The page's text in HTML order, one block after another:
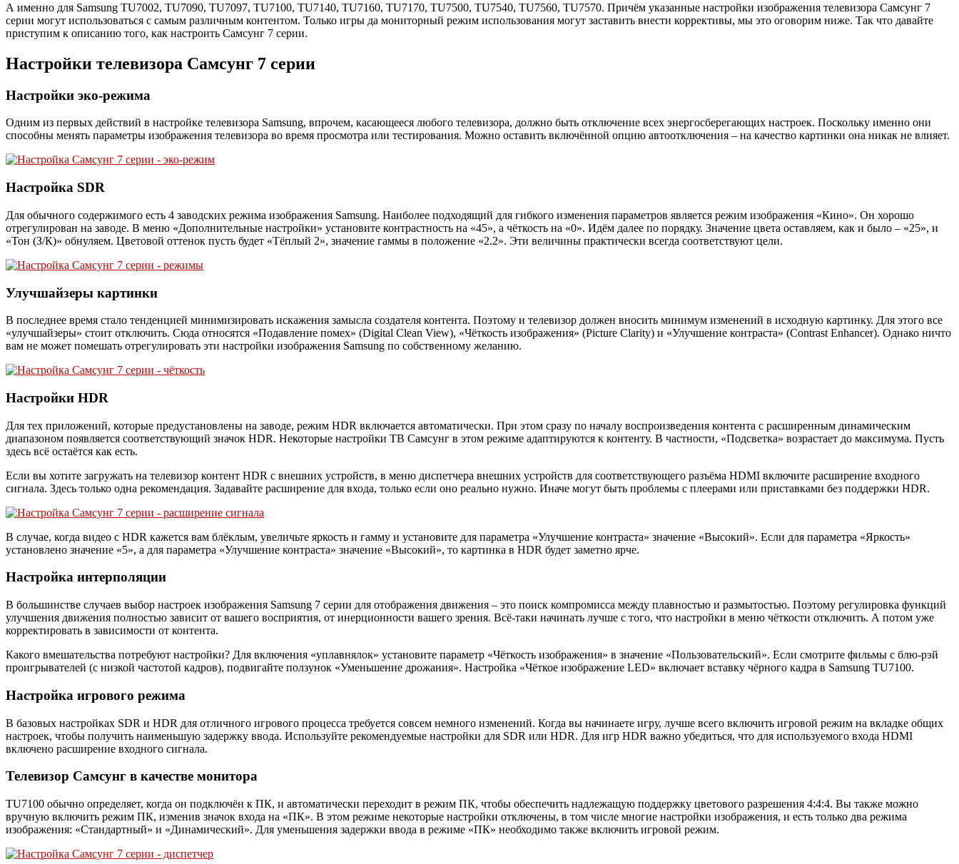
А именно для Samsung TU7002, TU7090, TU7097, TU7100, TU7140, TU7160, TU7170, TU7500, TU7540, TU7560, TU7570. Причём указанные настройки изображения телевизора Самсунг 7
серии могут использоваться с самым различным контентом. Только игры да мониторный режим использования могут заставить внести коррективы, мы это оговорим ниже. Так что давайте
приступим к описанию того, как настроить Самсунг 7 серии.
Настройки телевизора Самсунг 7 серии
Настройки эко-режима
Одним из первых действий в настройке телевизора Samsung, впрочем, касающееся любого телевизора, должно быть отключение всех энергосберегающих настроек. Поскольку именно они
способны менять параметры изображения телевизора во время просмотра или тестирования. Можно оставить включённой опцию автоотключения – на качество картинки она никак не влияет.
Настройка SDR
Для обычного содержимого есть 4 заводских режима изображения Samsung. Наиболее подходящий для гибкого изменения параметров является режим изображения «Кино». Он хорошо
отрегулирован на заводе. В меню «Дополнительные настройки» установите контрастность на «45», а чёткость на «0». Идём далее по порядку. Значение цвета оставляем, как и было – «25», и
«Тон (З/К)» обнуляем. Цветовой оттенок пусть будет «Тёплый 2», значение гаммы в положение «2.2». Эти величины практически всегда соответствуют цели.
Улучшайзеры картинки
В последнее время стало тенденцией минимизировать искажения замысла создателя контента. Поэтому и телевизор должен вносить минимум изменений в исходную картинку. Для этого все
«улучшайзеры» стоит отключить. Сюда относятся «Подавление помех» (Digital Clean View), «Чёткость изображения» (Picture Clarity) и «Улучшение контраста» (Contrast Enhancer). Однако ничто
вам не может помешать отрегулировать эти настройки изображения Samsung по собственному желанию.
Настройки HDR
Для тех приложений, которые предустановлены на заводе, режим HDR включается автоматически. При этом сразу по началу воспроизведения контента с расширенным динамическим
диапазоном появляется соответствующий значок HDR. Некоторые настройки ТВ Самсунг в этом режиме адаптируются к контенту. В частности, «Подсветка» возрастает до максимума. Пусть
здесь всё остаётся как есть.
Если вы хотите загружать на телевизор контент HDR с внешних устройств, в меню диспетчера внешних устройств для соответствующего разъёма HDMI включите расширение входного
сигнала. Здесь только одна рекомендация. Задавайте расширение для входа, только если оно реально нужно. Иначе могут быть проблемы с плеерами или приставками без поддержки HDR.
В случае, когда видео с HDR кажется вам блёклым, увеличьте яркость и гамму и установите для параметра «Улучшение контраста» значение «Высокий». Если для параметра «Яркость»
установлено значение «5», а для параметра «Улучшение контраста» значение «Высокий», то картинка в HDR будет заметно ярче.
Настройка интерполяции
В большинстве случаев выбор настроек изображения Samsung 7 серии для отображения движения – это поиск компромисса между плавностью и размытостью. Поэтому регулировка функций
улучшения движения полностью зависит от вашего восприятия, от инерционности вашего зрения. Всё-таки начинать лучше с того, что настройки в меню чёткости отключить. А потом уже
корректировать в зависимости от контента.
Какого вмешательства потребуют настройки? Для включения «уплавнялок» установите параметр «Чёткость изображения» в значение «Пользовательский». Если смотрите фильмы с блю-рэй
проигрывателей (с низкой частотой кадров), подвигайте ползунок «Уменьшение дрожания». Настройка «Чёткое изображение LED» включает вставку чёрного кадра в Samsung TU7100.
Настройка игрового режима
В базовых настройках SDR и HDR для отличного игрового процесса требуется совсем немного изменений. Когда вы начинаете игру, лучше всего включить игровой режим на вкладке общих
настроек, чтобы получить наименьшую задержку ввода. Используйте рекомендуемые настройки для SDR или HDR. Для игр HDR важно убедиться, что для используемого входа HDMI
включено расширение входного сигнала.
Телевизор Самсунг в качестве монитора
TU7100 обычно определяет, когда он подключён к ПК, и автоматически переходит в режим ПК, чтобы обеспечить надлежащую поддержку цветового разрешения 4:4:4. Вы также можно
вручную включить режим ПК, изменив значок входа на «ПК». В этом режиме некоторые настройки отключены, в том числе многие настройки изображения, и есть только два режима
изображения: «Стандартный» и «Динамический». Для уменьшения задержки ввода в режиме «ПК» необходимо также включить игровой режим.